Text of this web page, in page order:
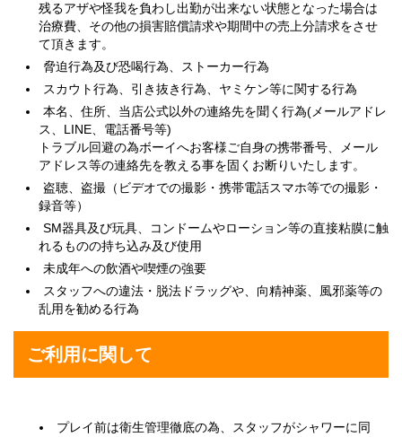
残るアザや怪我を負わし出勤が出来ない状態となった場合は
治療費、その他の損害賠償請求や期間中の売上分請求をさせ
て頂きます。
脅迫行為及び恐喝行為、ストーカー行為
スカウト行為、引き抜き行為、ヤミケン等に関する行為
本名、住所、当店公式以外の連絡先を聞く行為(メールアドレ
ス、LINE、電話番号等)
トラブル回避の為ボーイへお客様ご自身の携帯番号、メール
アドレス等の連絡先を教える事を固くお断りいたします。
盗聴、盗撮（ビデオでの撮影・携帯電話スマホ等での撮影・
録音等）
SM器具及び玩具、コンドームやローション等の直接粘膜に触
れるものの持ち込み及び使用
未成年への飲酒や喫煙の強要
スタッフへの違法・脱法ドラッグや、向精神薬、風邪薬等の
乱用を勧める行為
ご利用に関して
プレイ前は衛生管理徹底の為、スタッフがシャワーに同